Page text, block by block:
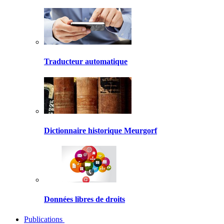
Traducteur automatique
Dictionnaire historique Meurgorf
Données libres de droits
Publications